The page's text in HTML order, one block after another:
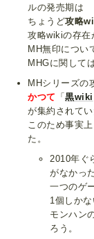
ルの発売期は
ちょうど攻略
攻略wikiの存在
MH無印につい
MHGに関して
MHシリーズの
かつて 「黒wiki
が集約されてい
このため事実
た。
2010年ぐ
がなかっ
一つのゲ
1個しか
モンハン
ろう。